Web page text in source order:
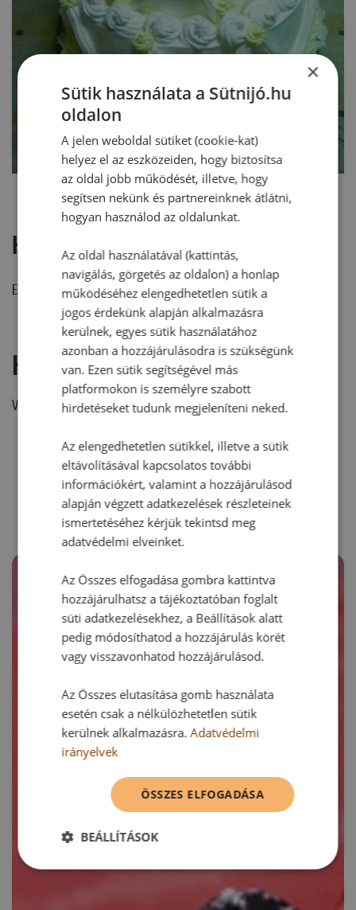
Hozzászólások
Ehhez a recepthez még nem érkezett hozzászólás.
Hozzászólás írása
Vélemény írásához, kérjük,jelentkezz be!
RECEPTAJÁNLÓ
×
Sütik használata a Sütnijó.hu
oldalon
A jelen weboldal sütiket (cookie-kat)
helyez el az eszközeiden, hogy biztosítsa
az oldal jobb működését, illetve, hogy
segítsen nekünk és partnereinknek átlátni,
hogyan használod az oldalunkat.
Az oldal használatával (kattintás,
navigálás, görgetés az oldalon) a honlap
működéséhez elengedhetetlen sütik a
jogos érdekünk alapján alkalmazásra
kerülnek, egyes sütik használatához
azonban a hozzájárulásodra is szükségünk
van. Ezen sütik segítségével más
platformokon is személyre szabott
hirdetéseket tudunk megjeleníteni neked.
Az elengedhetetlen sütikkel, illetve a sütik
eltávolításával kapcsolatos további
információkért, valamint a hozzájárulásod
alapján végzett adatkezelések részleteinek
ismertetéséhez kérjük tekintsd meg
adatvédelmi elveinket.
Az Összes elfogadása gombra kattintva
hozzájárulhatsz a tájékoztatóban foglalt
süti adatkezelésekhez, a Beállítások alatt
pedig módosíthatod a hozzájárulás körét
vagy visszavonhatod hozzájárulásod.
Az Összes elutasítása gomb használata
esetén csak a nélkülözhetetlen sütik
kerülnek alkalmazásra.Adatvédelmi
irányelvek
ÖSSZES ELFOGADÁSA
BEÁLLÍTÁSOK